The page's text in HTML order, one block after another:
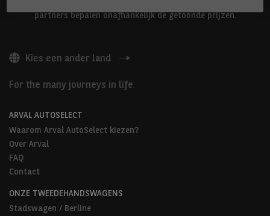
partners bepalen onafhankelijk de getoonde prijzen.
Kies een ander land
For the many journeys in life
ARVAL AUTOSELECT
Waarom Arval AutoSelect kiezen?
Over Arval
FAQ
Contact
ONZE TWEEDEHANDSWAGENS
Stadswagen / Berline